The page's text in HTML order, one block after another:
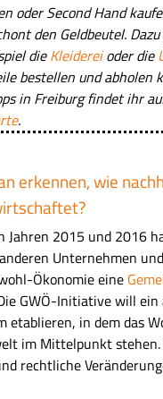
oder Second Hand
den Geldbeutel.
dieKleidereioder die
bestellen und abholen
in Freiburg findet ihr
.
erkennen, wie
Jahren 2015 und 2016
Unternehmen
Ökonomie eine
GWÖ-Initiative will ein
etablieren, in dem das
im Mittelpunkt stehen.
rechtliche